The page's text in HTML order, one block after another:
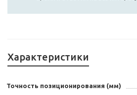
Характеристики
Точность позиционирования (мм)